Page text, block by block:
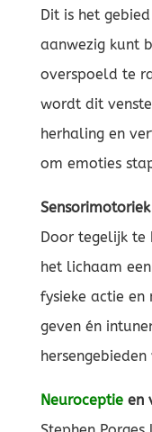
Dit is het
aanwezig kunt
overspoeld te
wordt dit
herhaling en
om emoties
Door tegelijk te
het lichaam
fysieke actie
geven én
Neuroceptieen